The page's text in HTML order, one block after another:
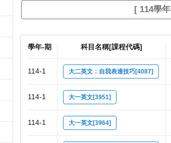
[ 114學年
學年-期 科目名稱[課程代碼]
114-1 大二英文：自我表達技巧[4087]
114-1 大一英文[3951]
114-1 大一英文[3964]